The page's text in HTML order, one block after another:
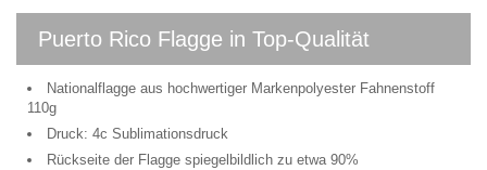
Puerto Rico Flagge in Top-Qualität
Nationalflagge aus hochwertiger Markenpolyester Fahnenstoff
110g
Druck: 4c Sublimationsdruck
Rückseite der Flagge spiegelbildlich zu etwa 90%